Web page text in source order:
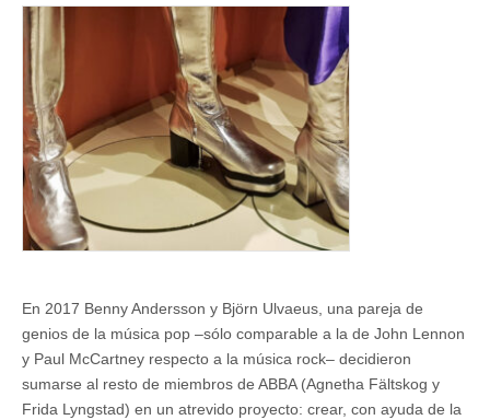
En 2017 Benny Andersson y Björn Ulvaeus, una pareja de
genios de la música pop –sólo comparable a la de John Lennon
y Paul McCartney respecto a la música rock– decidieron
sumarse al resto de miembros de ABBA (Agnetha Fältskog y
Frida Lyngstad) en un atrevido proyecto: crear, con ayuda de la